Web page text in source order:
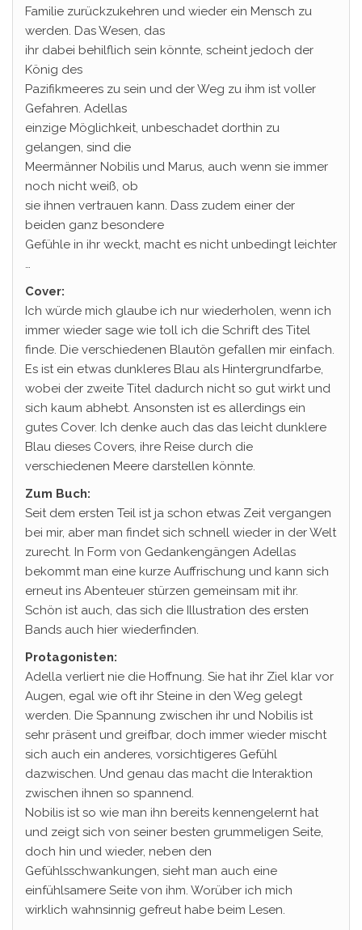
Familie zurückzukehren und wieder ein Mensch zu
werden. Das Wesen, das
ihr dabei behilflich sein könnte, scheint jedoch der
König des
Pazifikmeeres zu sein und der Weg zu ihm ist voller
Gefahren. Adellas
einzige Möglichkeit, unbeschadet dorthin zu
gelangen, sind die
Meermänner Nobilis und Marus, auch wenn sie immer
noch nicht weiß, ob
sie ihnen vertrauen kann. Dass zudem einer der
beiden ganz besondere
Gefühle in ihr weckt, macht es nicht unbedingt leichter
…
Cover:
Ich würde mich glaube ich nur wiederholen, wenn ich
immer wieder sage wie toll ich die Schrift des Titel
finde. Die verschiedenen Blautön gefallen mir einfach.
Es ist ein etwas dunkleres Blau als Hintergrundfarbe,
wobei der zweite Titel dadurch nicht so gut wirkt und
sich kaum abhebt. Ansonsten ist es allerdings ein
gutes Cover. Ich denke auch das das leicht dunklere
Blau dieses Covers, ihre Reise durch die
verschiedenen Meere darstellen könnte.
Zum Buch:
Seit dem ersten Teil ist ja schon etwas Zeit vergangen
bei mir, aber man findet sich schnell wieder in der Welt
zurecht. In Form von Gedankengängen Adellas
bekommt man eine kurze Auffrischung und kann sich
erneut ins Abenteuer stürzen gemeinsam mit ihr.
Schön ist auch, das sich die Illustration des ersten
Bands auch hier wiederfinden.
Protagonisten:
Adella verliert nie die Hoffnung. Sie hat ihr Ziel klar vor
Augen, egal wie oft ihr Steine in den Weg gelegt
werden. Die Spannung zwischen ihr und Nobilis ist
sehr präsent und greifbar, doch immer wieder mischt
sich auch ein anderes, vorsichtigeres Gefühl
dazwischen. Und genau das macht die Interaktion
zwischen ihnen so spannend.
Nobilis ist so wie man ihn bereits kennengelernt hat
und zeigt sich von seiner besten grummeligen Seite,
doch hin und wieder, neben den
Gefühlsschwankungen, sieht man auch eine
einfühlsamere Seite von ihm. Worüber ich mich
wirklich wahnsinnig gefreut habe beim Lesen.